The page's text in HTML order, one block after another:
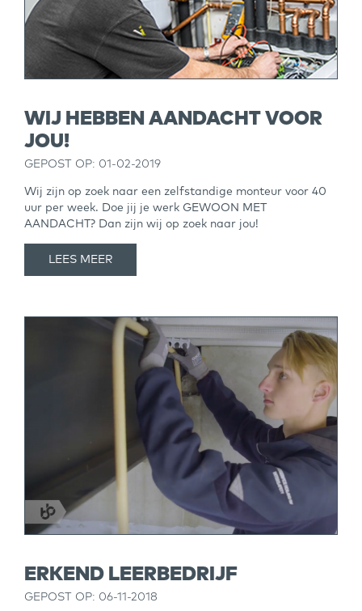
WIJ HEBBEN AANDACHT VOOR
JOU!
GEPOST OP: 01-02-2019
Wij zijn op zoek naar een zelfstandige monteur voor 40
uur per week. Doe jij je werk GEWOON MET
AANDACHT? Dan zijn wij op zoek naar jou!
LEES MEER
ERKEND LEERBEDRIJF
GEPOST OP: 06-11-2018